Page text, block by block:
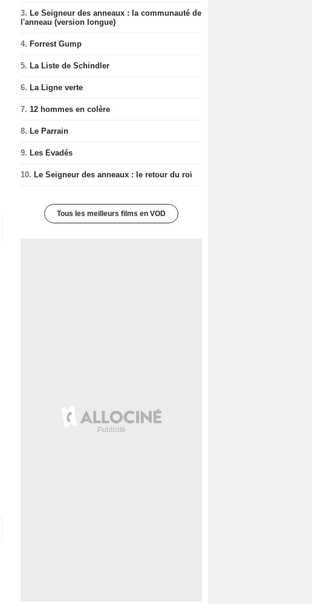
3. Le Seigneur des anneaux : la communauté de
l'anneau (version longue)
4. Forrest Gump
5. La Liste de Schindler
6. La Ligne verte
7. 12 hommes en colère
8. Le Parrain
9. Les Evadés
10. Le Seigneur des anneaux : le retour du roi
Tous les meilleurs films en VOD